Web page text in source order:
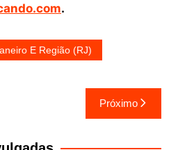
.
E Região (RJ)
Próximo